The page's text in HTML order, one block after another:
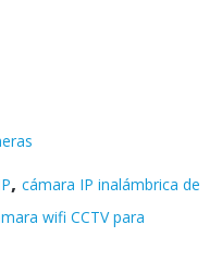
, cámara IP inalámbrica de
wifi CCTV para